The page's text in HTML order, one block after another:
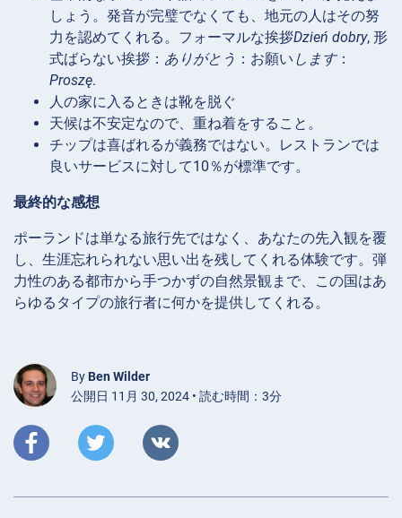
しょう。発音が完璧でなくても、地元の人はその努
力を認めてくれる。フォーマルな挨拶Dzień dobry, 形
式ばらない挨拶： ありがとう ：お願い します：
Proszę.
人の家に入るときは靴を脱ぐ
天候は不安定なので、重ね着をすること。
チップは喜ばれるが義務ではない。レストランでは
良いサービスに対して10％が標準です。
最終的な感想
ポーランドは単なる旅行先ではなく、あなたの先入観を覆
し、生涯忘れられない思い出を残してくれる体験です。弾
力性のある都市から手つかずの自然景観まで、この国はあ
らゆるタイプの旅行者に何かを提供してくれる。
By Ben Wilder
公開日 11月 30, 2024 • 読む時間：3分